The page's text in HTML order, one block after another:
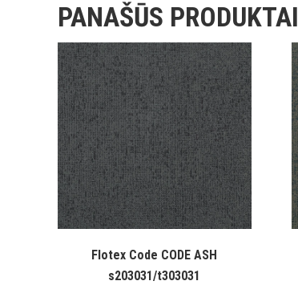
PANAŠŪS PRODUKTAI
Flotex Code CODE ASH
s203031/t303031